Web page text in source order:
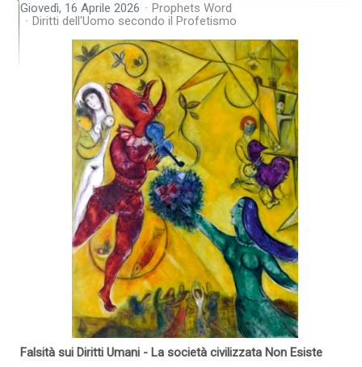
Giovedì, 16 Aprile 2026
Prophets Word
Diritti dell'Uomo secondo il Profetismo
Falsità sui Diritti Umani - La società civilizzata Non Esiste